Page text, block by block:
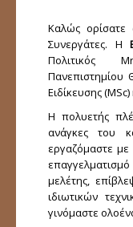
Αρχιτεκτονικές
Στατικές μελέτες
Μεταλλικές
Μελέτες
Φωτορεαλισμός
Ανακαινίσεις
Ρύθμιση
Άδειες δόμησης
Άδειες
Καλώς ορίσατε
Συνεργάτες. Η
Πολιτικός
Πανεπιστημίου
Ειδίκευσης
Η πολυετής
ανάγκες του
εργαζόμαστε
μελέτης,
ιδιωτικών
γινόμαστε